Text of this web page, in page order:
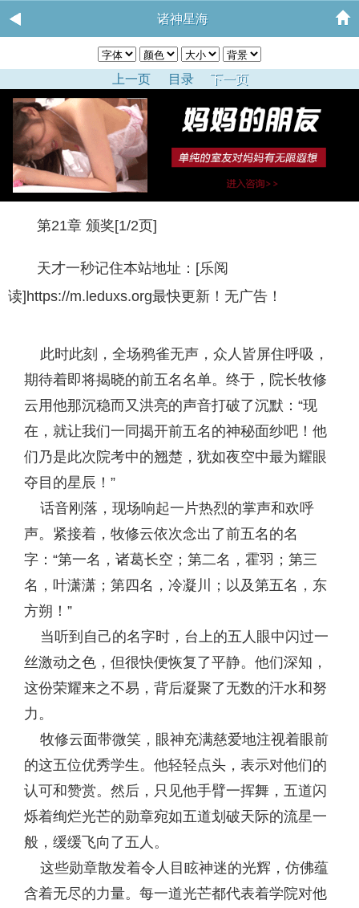
诸神星海
上一页 目录 下一页
第21章 颁奖[1/2页]
天才一秒记住本站地址：[乐阅
读]https://m.leduxs.org最快更新！无广告！
此时此刻，全场鸦雀无声，众人皆屏住呼吸，
期待着即将揭晓的前五名名单。终于，院长牧修
云用他那沉稳而又洪亮的声音打破了沉默：“现
在，就让我们一同揭开前五名的神秘面纱吧！他
们乃是此次院考中的翘楚，犹如夜空中最为耀眼
夺目的星辰！”
话音刚落，现场响起一片热烈的掌声和欢呼
声。紧接着，牧修云依次念出了前五名的名
字：“第一名，诸葛长空；第二名，霍羽；第三
名，叶潇潇；第四名，冷凝川；以及第五名，东
方朔！”
当听到自己的名字时，台上的五人眼中闪过一
丝激动之色，但很快便恢复了平静。他们深知，
这份荣耀来之不易，背后凝聚了无数的汗水和努
力。
牧修云面带微笑，眼神充满慈爱地注视着眼前
的这五位优秀学生。他轻轻点头，表示对他们的
认可和赞赏。然后，只见他手臂一挥舞，五道闪
烁着绚烂光芒的勋章宛如五道划破天际的流星一
般，缓缓飞向了五人。
这些勋章散发着令人目眩神迷的光辉，仿佛蕴
含着无尽的力量。每一道光芒都代表着学院对他